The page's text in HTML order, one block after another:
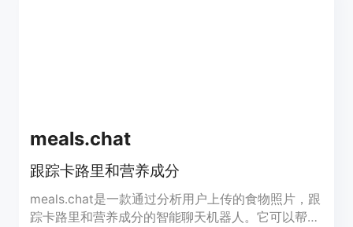
meals.chat
跟踪卡路里和营养成分
meals.chat是一款通过分析用户上传的食物照片，跟
踪卡路里和营养成分的智能聊天机器人。它可以帮助